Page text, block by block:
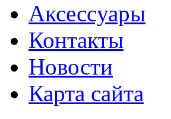
Аксесcуары
Контакты
Новости
Карта сайта